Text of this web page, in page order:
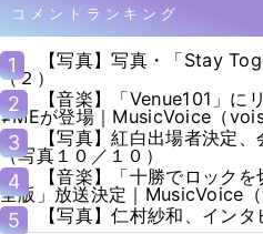
コメントランキング
1
【写真】写真・「Stay
（２）
2
【音楽】「Venue101」に
≠MEが登場｜MusicVoice（vois
3
【写真】紅白出場者決定
（写真１０／１０）
4
【音楽】「十勝でロック
全版」放送決定｜MusicVoice（
5
【写真】仁村紗和、インタ